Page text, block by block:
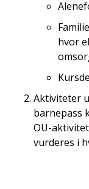
hvor
Aktiviteter
barnepass
OU-
vurderes i